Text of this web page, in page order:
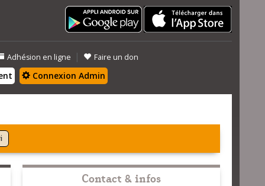
Adhésion en ligne | Faire un don
Connexion Admin
Contact & infos